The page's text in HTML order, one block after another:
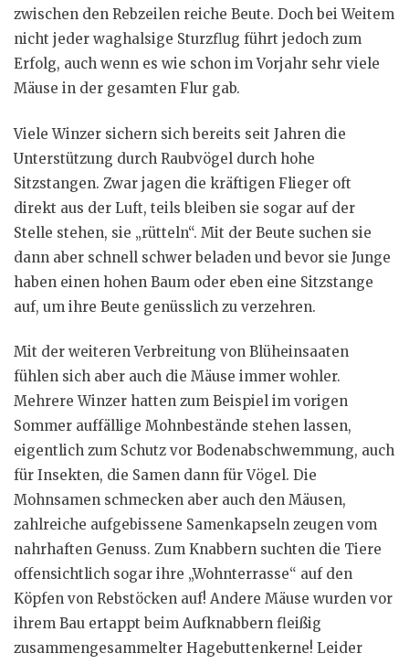
zwischen den Rebzeilen reiche Beute. Doch bei Weitem
nicht jeder waghalsige Sturzflug führt jedoch zum
Erfolg, auch wenn es wie schon im Vorjahr sehr viele
Mäuse in der gesamten Flur gab.
Viele Winzer sichern sich bereits seit Jahren die
Unterstützung durch Raubvögel durch hohe
Sitzstangen. Zwar jagen die kräftigen Flieger oft
direkt aus der Luft, teils bleiben sie sogar auf der
Stelle stehen, sie „rütteln“. Mit der Beute suchen sie
dann aber schnell schwer beladen und bevor sie Junge
haben einen hohen Baum oder eben eine Sitzstange
auf, um ihre Beute genüsslich zu verzehren.
Mit der weiteren Verbreitung von Blüheinsaaten
fühlen sich aber auch die Mäuse immer wohler.
Mehrere Winzer hatten zum Beispiel im vorigen
Sommer auffällige Mohnbestände stehen lassen,
eigentlich zum Schutz vor Bodenabschwemmung, auch
für Insekten, die Samen dann für Vögel. Die
Mohnsamen schmecken aber auch den Mäusen,
zahlreiche aufgebissene Samenkapseln zeugen vom
nahrhaften Genuss. Zum Knabbern suchten die Tiere
offensichtlich sogar ihre „Wohnterrasse“ auf den
Köpfen von Rebstöcken auf! Andere Mäuse wurden vor
ihrem Bau ertappt beim Aufknabbern fleißig
zusammengesammelter Hagebuttenkerne! Leider